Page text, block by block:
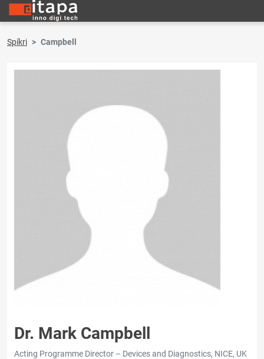
Spíkri Campbell
Dr. Mark Campbell
Acting Programme Director – Devices and Diagnostics, NICE, UK